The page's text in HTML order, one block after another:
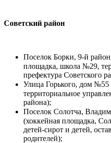
Советский район
Поселок Борки, 9-й
площадка, школа №29,
префектура Советского
Улица Горького, дом
территориальное
района);
Поселок Солотча,
(хоккейная площадка,
детей-сирот и детей,
родителей);